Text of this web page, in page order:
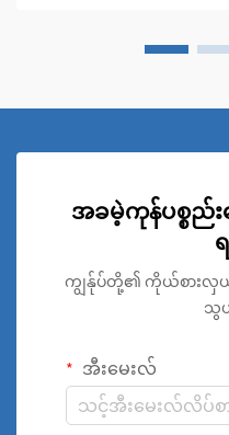
အခမဲ့ကုန်ပစ္စည်
ကျွန်ုပ်တို့၏ ကိုယ်စား
သွ
အီးမေးလ်